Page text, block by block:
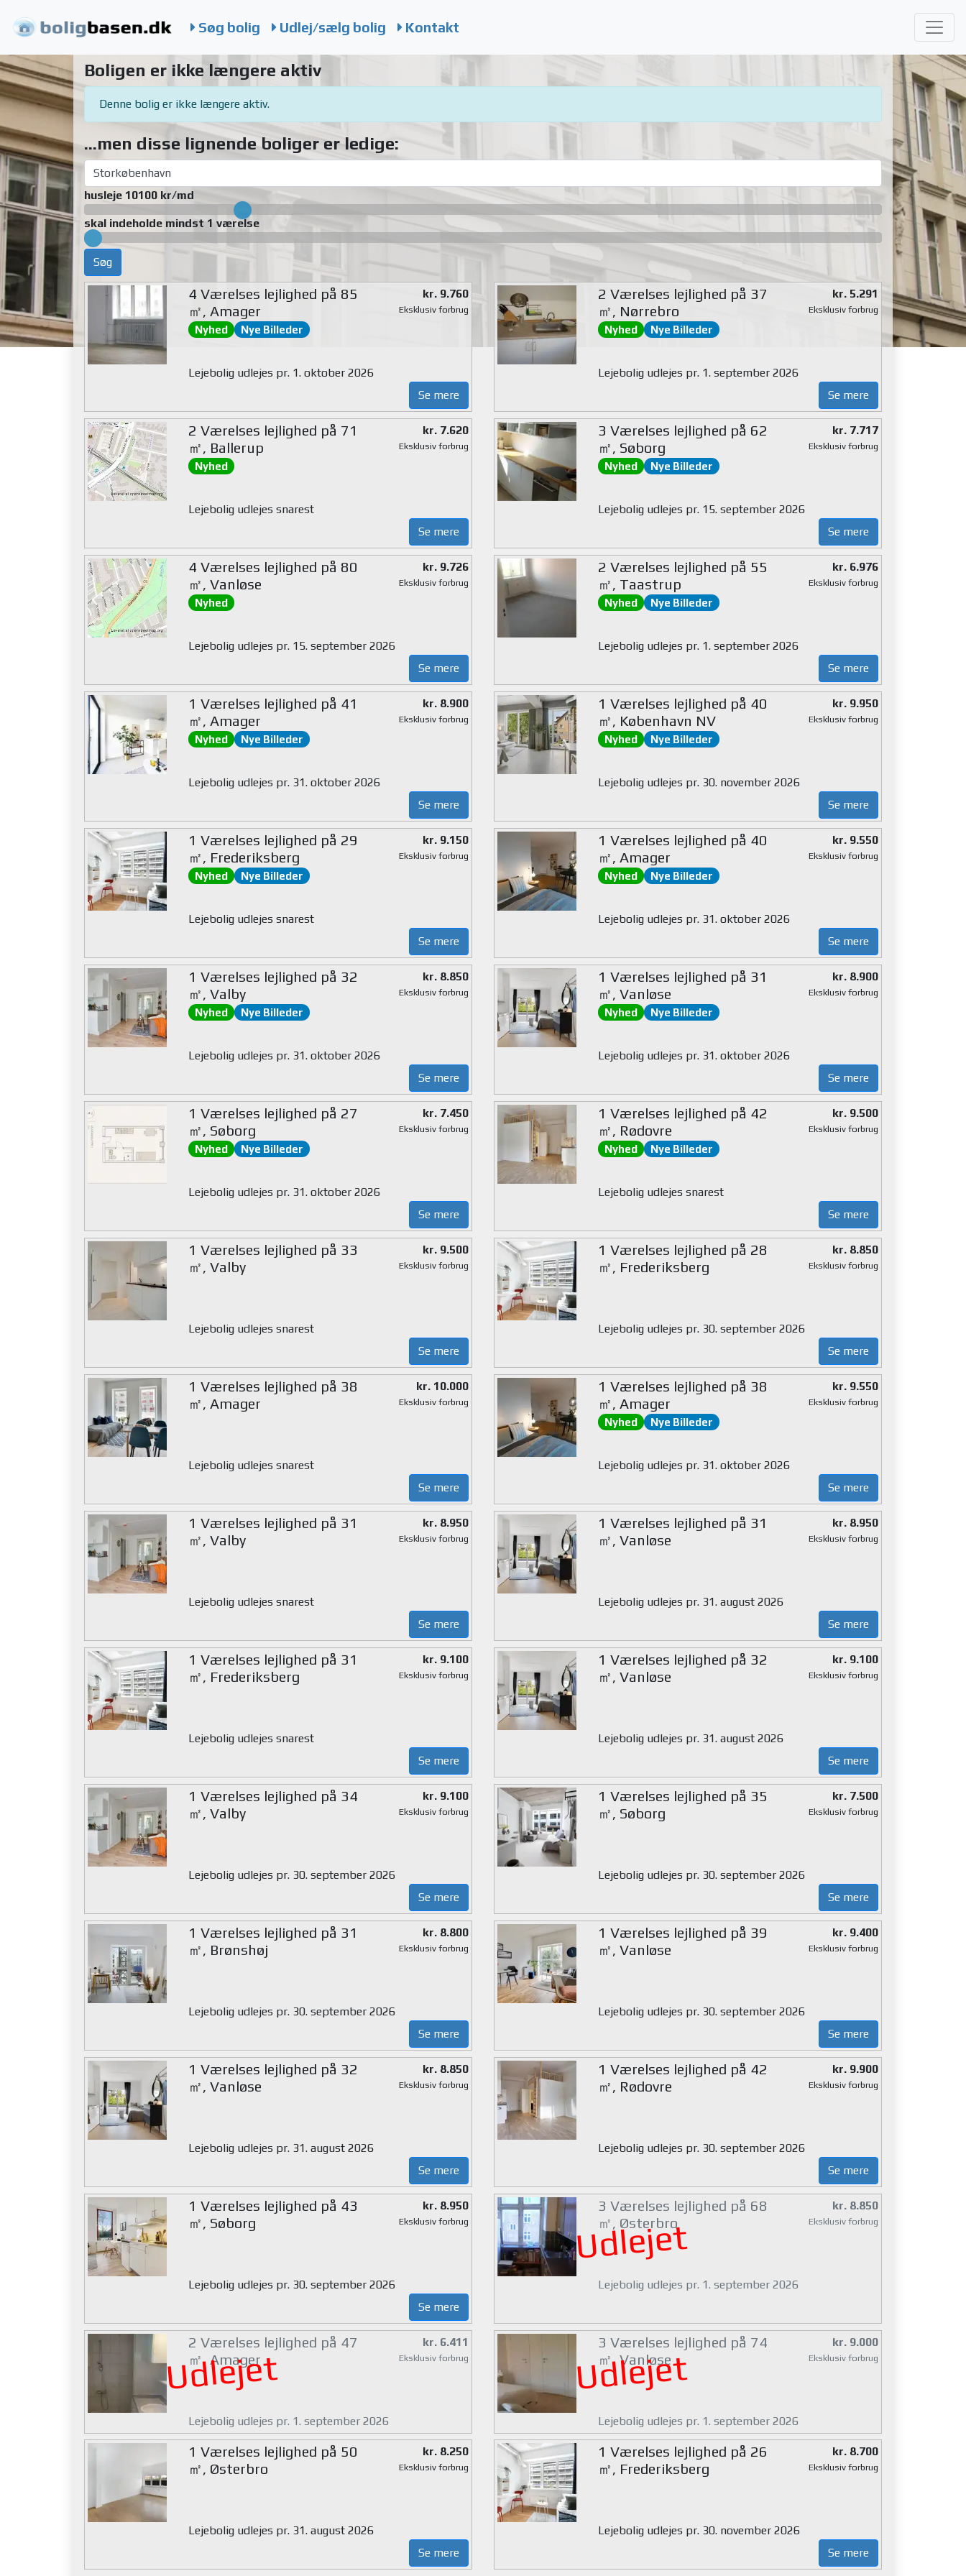
Søg bolig Udlej/sælg bolig Kontakt
Boligen er ikke længere aktiv
Denne bolig er ikke længere aktiv.
...men disse lignende boliger er ledige:
husleje 10100 kr/md
skal indeholde mindst 1 værelse
Søg
4 Værelses lejlighed på 85
㎡, Amager
Nyhed Nye Billeder
kr. 9.760
Eksklusiv forbrug
Lejebolig udlejes pr. 1. oktober 2026
Se mere
2 Værelses lejlighed på 37
㎡, Nørrebro
Nyhed Nye Billeder
kr. 5.291
Eksklusiv forbrug
Lejebolig udlejes pr. 1. september 2026
Se mere
2 Værelses lejlighed på 71
㎡, Ballerup
Nyhed
kr. 7.620
Eksklusiv forbrug
Lejebolig udlejes snarest
Se mere
3 Værelses lejlighed på 62
㎡, Søborg
Nyhed Nye Billeder
kr. 7.717
Eksklusiv forbrug
Lejebolig udlejes pr. 15. september 2026
Se mere
4 Værelses lejlighed på 80
㎡, Vanløse
Nyhed
kr. 9.726
Eksklusiv forbrug
Lejebolig udlejes pr. 15. september 2026
Se mere
2 Værelses lejlighed på 55
㎡, Taastrup
Nyhed Nye Billeder
kr. 6.976
Eksklusiv forbrug
Lejebolig udlejes pr. 1. september 2026
Se mere
1 Værelses lejlighed på 41
㎡, Amager
Nyhed Nye Billeder
kr. 8.900
Eksklusiv forbrug
Lejebolig udlejes pr. 31. oktober 2026
Se mere
1 Værelses lejlighed på 40
㎡, København NV
Nyhed Nye Billeder
kr. 9.950
Eksklusiv forbrug
Lejebolig udlejes pr. 30. november 2026
Se mere
1 Værelses lejlighed på 29
㎡, Frederiksberg
Nyhed Nye Billeder
kr. 9.150
Eksklusiv forbrug
Lejebolig udlejes snarest
Se mere
1 Værelses lejlighed på 40
㎡, Amager
Nyhed Nye Billeder
kr. 9.550
Eksklusiv forbrug
Lejebolig udlejes pr. 31. oktober 2026
Se mere
1 Værelses lejlighed på 32
㎡, Valby
Nyhed Nye Billeder
kr. 8.850
Eksklusiv forbrug
Lejebolig udlejes pr. 31. oktober 2026
Se mere
1 Værelses lejlighed på 31
㎡, Vanløse
Nyhed Nye Billeder
kr. 8.900
Eksklusiv forbrug
Lejebolig udlejes pr. 31. oktober 2026
Se mere
1 Værelses lejlighed på 27
㎡, Søborg
Nyhed Nye Billeder
kr. 7.450
Eksklusiv forbrug
Lejebolig udlejes pr. 31. oktober 2026
Se mere
1 Værelses lejlighed på 42
㎡, Rødovre
Nyhed Nye Billeder
kr. 9.500
Eksklusiv forbrug
Lejebolig udlejes snarest
Se mere
1 Værelses lejlighed på 33
㎡, Valby
kr. 9.500
Eksklusiv forbrug
Lejebolig udlejes snarest
Se mere
1 Værelses lejlighed på 28
㎡, Frederiksberg
kr. 8.850
Eksklusiv forbrug
Lejebolig udlejes pr. 30. september 2026
Se mere
1 Værelses lejlighed på 38
㎡, Amager
kr. 10.000
Eksklusiv forbrug
Lejebolig udlejes snarest
Se mere
1 Værelses lejlighed på 38
㎡, Amager
Nyhed Nye Billeder
kr. 9.550
Eksklusiv forbrug
Lejebolig udlejes pr. 31. oktober 2026
Se mere
1 Værelses lejlighed på 31
㎡, Valby
kr. 8.950
Eksklusiv forbrug
Lejebolig udlejes snarest
Se mere
1 Værelses lejlighed på 31
㎡, Vanløse
kr. 8.950
Eksklusiv forbrug
Lejebolig udlejes pr. 31. august 2026
Se mere
1 Værelses lejlighed på 31
㎡, Frederiksberg
kr. 9.100
Eksklusiv forbrug
Lejebolig udlejes snarest
Se mere
1 Værelses lejlighed på 32
㎡, Vanløse
kr. 9.100
Eksklusiv forbrug
Lejebolig udlejes pr. 31. august 2026
Se mere
1 Værelses lejlighed på 34
㎡, Valby
kr. 9.100
Eksklusiv forbrug
Lejebolig udlejes pr. 30. september 2026
Se mere
1 Værelses lejlighed på 35
㎡, Søborg
kr. 7.500
Eksklusiv forbrug
Lejebolig udlejes pr. 30. september 2026
Se mere
1 Værelses lejlighed på 31
㎡, Brønshøj
kr. 8.800
Eksklusiv forbrug
Lejebolig udlejes pr. 30. september 2026
Se mere
1 Værelses lejlighed på 39
㎡, Vanløse
kr. 9.400
Eksklusiv forbrug
Lejebolig udlejes pr. 30. september 2026
Se mere
1 Værelses lejlighed på 32
㎡, Vanløse
kr. 8.850
Eksklusiv forbrug
Lejebolig udlejes pr. 31. august 2026
Se mere
1 Værelses lejlighed på 42
㎡, Rødovre
kr. 9.900
Eksklusiv forbrug
Lejebolig udlejes pr. 30. september 2026
Se mere
1 Værelses lejlighed på 43
㎡, Søborg
kr. 8.950
Eksklusiv forbrug
Lejebolig udlejes pr. 30. september 2026
Se mere
Udlejet
3 Værelses lejlighed på 68
㎡, Østerbro
kr. 8.850
Eksklusiv forbrug
Lejebolig udlejes pr. 1. september 2026
Udlejet
2 Værelses lejlighed på 47
㎡, Amager
kr. 6.411
Eksklusiv forbrug
Lejebolig udlejes pr. 1. september 2026
Udlejet
3 Værelses lejlighed på 74
㎡, Vanløse
kr. 9.000
Eksklusiv forbrug
Lejebolig udlejes pr. 1. september 2026
1 Værelses lejlighed på 50
㎡, Østerbro
kr. 8.250
Eksklusiv forbrug
Lejebolig udlejes pr. 31. august 2026
Se mere
1 Værelses lejlighed på 26
㎡, Frederiksberg
kr. 8.700
Eksklusiv forbrug
Lejebolig udlejes pr. 30. november 2026
Se mere